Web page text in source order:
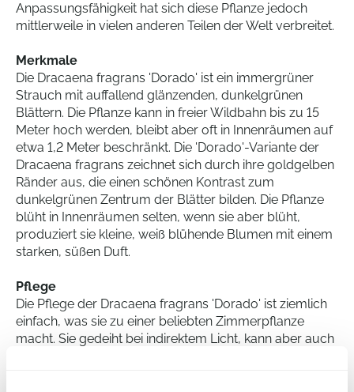
Anpassungsfähigkeit hat sich diese Pflanze jedoch
mittlerweile in vielen anderen Teilen der Welt verbreitet.
Merkmale
Die Dracaena fragrans 'Dorado' ist ein immergrüner
Strauch mit auffallend glänzenden, dunkelgrünen
Blättern. Die Pflanze kann in freier Wildbahn bis zu 15
Meter hoch werden, bleibt aber oft in Innenräumen auf
etwa 1,2 Meter beschränkt. Die 'Dorado'-Variante der
Dracaena fragrans zeichnet sich durch ihre goldgelben
Ränder aus, die einen schönen Kontrast zum
dunkelgrünen Zentrum der Blätter bilden. Die Pflanze
blüht in Innenräumen selten, wenn sie aber blüht,
produziert sie kleine, weiß blühende Blumen mit einem
starken, süßen Duft.
Pflege
Die Pflege der Dracaena fragrans 'Dorado' ist ziemlich
einfach, was sie zu einer beliebten Zimmerpflanze
macht. Sie gedeiht bei indirektem Licht, kann aber auch